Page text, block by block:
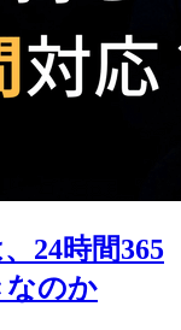
24時間365
なのか